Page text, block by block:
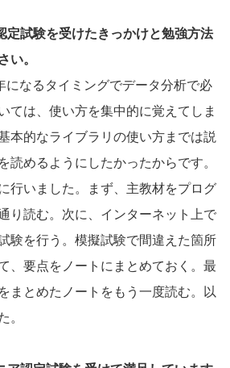
試験を受けたきっかけと勉強方法
い。
になるタイミングでデータ分析で必
ては、使い方を集中的に覚えてしま
本的なライブラリの使い方までは説
読めるようにしたかったからです。
行いました。まず、主教材をプログ
り読む。次に、インターネット上で
験を行う。模擬試験で間違えた箇所
、要点をノートにまとめておく。最
まとめたノートをもう一度読む。以